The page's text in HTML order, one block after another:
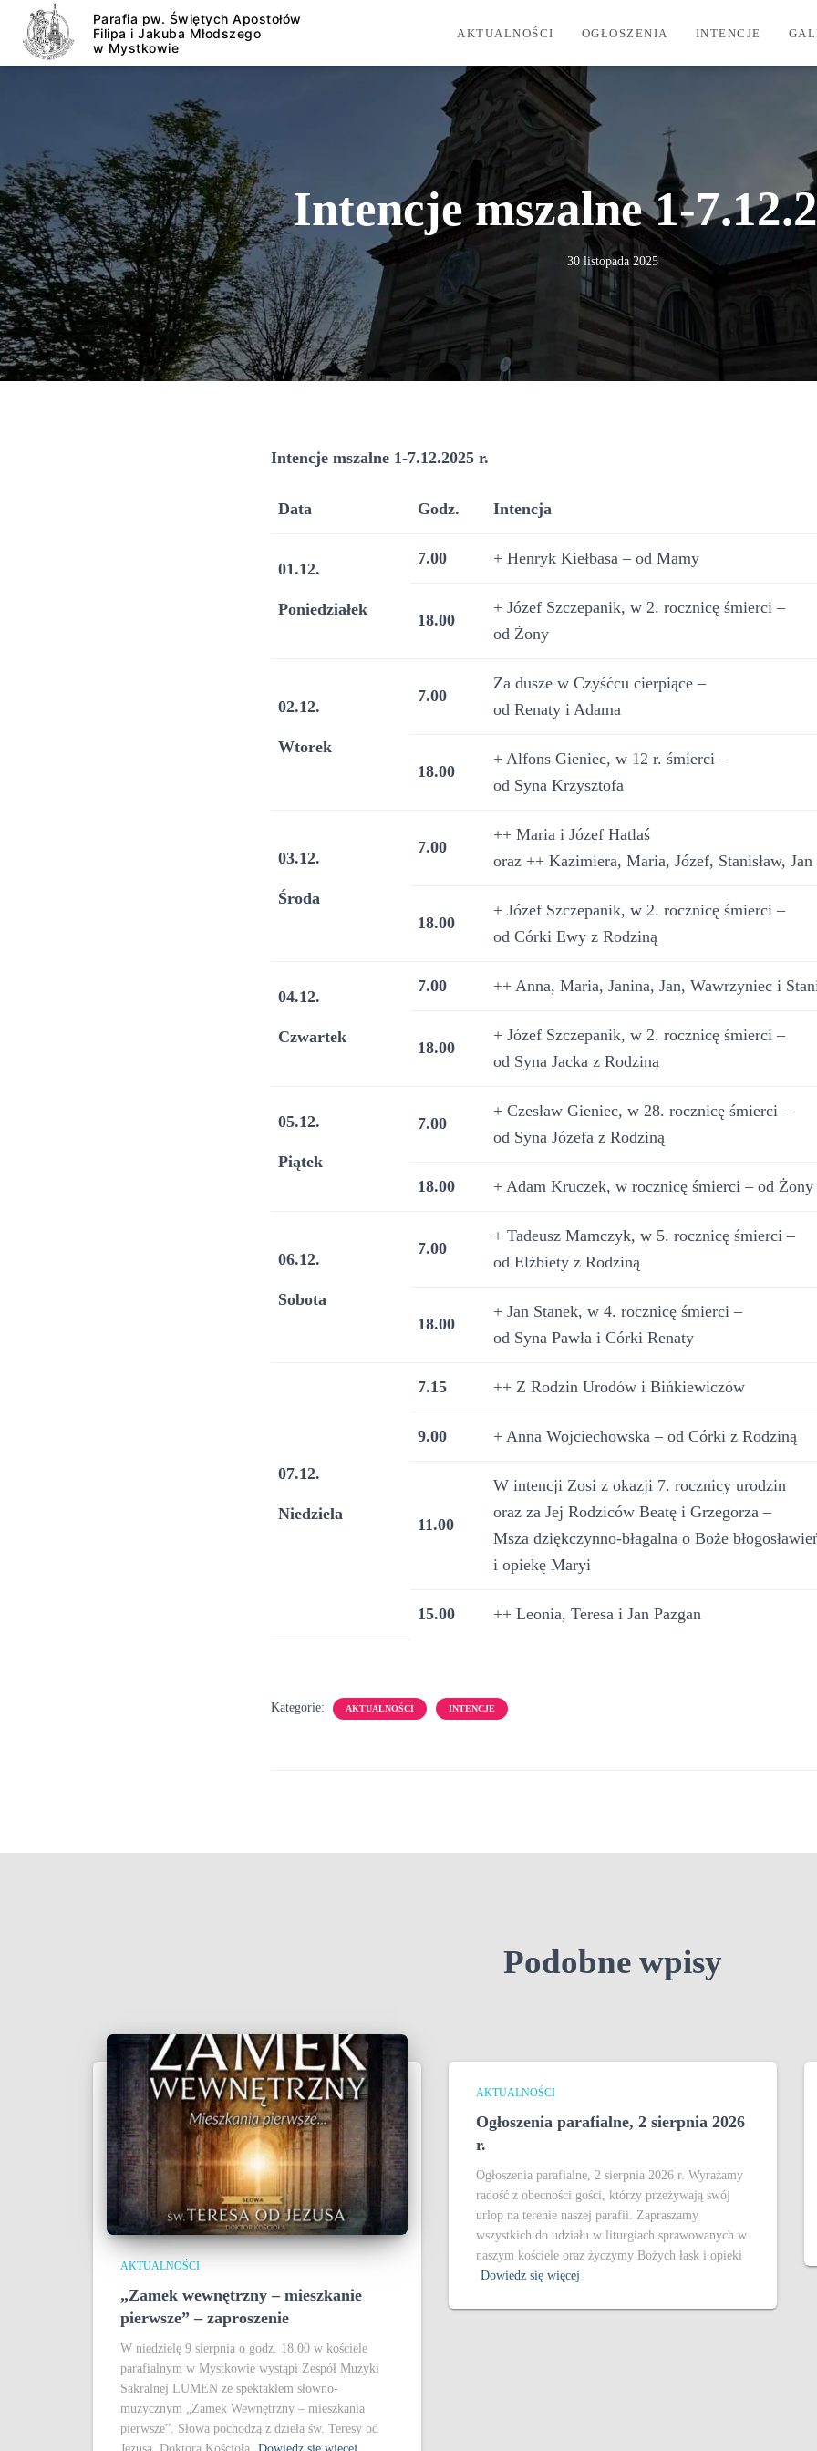
AKTUALNOŚCI OGŁOSZENIA INTENCJE
Intencje mszalne 1-
30 listopada 2025
Intencje mszalne 1-7.12.2025 r.
Data Godz. Intencja
01.12.
Poniedziałek
7.00 + Henryk Kiełbasa – od Mamy
18.00
+ Józef Szczepanik, w 2. rocznicę śmierci –
od Żony
02.12.
Wtorek
7.00
Za dusze w Czyśćcu cierpiące –
od Renaty i Adama
18.00
+ Alfons Gieniec, w 12 r. śmierci –
od Syna Krzysztofa
03.12.
Środa
7.00
++ Maria i Józef Hatlaś
oraz ++ Kazimiera, Maria, Józef, Stanisław,
18.00
+ Józef Szczepanik, w 2. rocznicę śmierci –
od Córki Ewy z Rodziną
04.12.
Czwartek
7.00 ++ Anna, Maria, Janina, Jan, Wawrzyniec i
18.00
+ Józef Szczepanik, w 2. rocznicę śmierci –
od Syna Jacka z Rodziną
05.12.
Piątek
7.00
+ Czesław Gieniec, w 28. rocznicę śmierci –
od Syna Józefa z Rodziną
18.00 + Adam Kruczek, w rocznicę śmierci – od Żony
06.12.
Sobota
7.00
+ Tadeusz Mamczyk, w 5. rocznicę śmierci –
od Elżbiety z Rodziną
18.00
+ Jan Stanek, w 4. rocznicę śmierci –
od Syna Pawła i Córki Renaty
07.12.
Niedziela
7.15 ++ Z Rodzin Urodów i Bińkiewiczów
9.00 + Anna Wojciechowska – od Córki z Rodziną
11.00
W intencji Zosi z okazji 7. rocznicy urodzin
oraz za Jej Rodziców Beatę i Grzegorza –
Msza dziękczynno-błagalna o Boże
i opiekę Maryi
15.00 ++ Leonia, Teresa i Jan Pazgan
Kategorie: AKTUALNOŚCI INTENCJE
Podobne wpisy
AKTUALNOŚCI
„Zamek wewnętrzny – mieszkanie
pierwsze” – zaproszenie
W niedzielę 9 sierpnia o godz. 18.00 w kościele
parafialnym w Mystkowie wystąpi Zespół Muzyki
Sakralnej LUMEN ze spektaklem słowno-
muzycznym „Zamek Wewnętrzny – mieszkania
pierwsze”. Słowa pochodzą z dzieła św. Teresy od
AKTUALNOŚCI
Ogłoszenia parafialne, 2 sierpnia 2026
r.
Ogłoszenia parafialne, 2 sierpnia 2026 r. Wyrażamy
radość z obecności gości, którzy przeżywają swój
urlop na terenie naszej parafii. Zapraszamy
wszystkich do udziału w liturgiach sprawowanych w
naszym kościele oraz życzymy Bożych łask i opieki
Dowiedz się więcej